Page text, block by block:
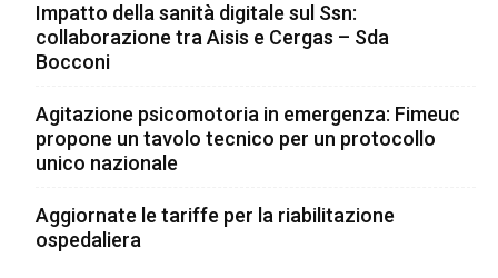
Impatto della sanità digitale sul Ssn:
collaborazione tra Aisis e Cergas – Sda
Bocconi
Agitazione psicomotoria in emergenza: Fimeuc
propone un tavolo tecnico per un protocollo
unico nazionale
Aggiornate le tariffe per la riabilitazione
ospedaliera